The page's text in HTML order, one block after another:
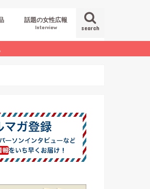
search
話題の女性広報
Interview